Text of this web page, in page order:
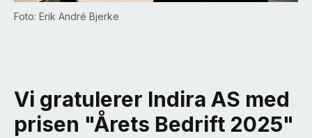
Foto: Erik André Bjerke
Vi gratulerer Indira AS med
prisen "Årets Bedrift 2025"